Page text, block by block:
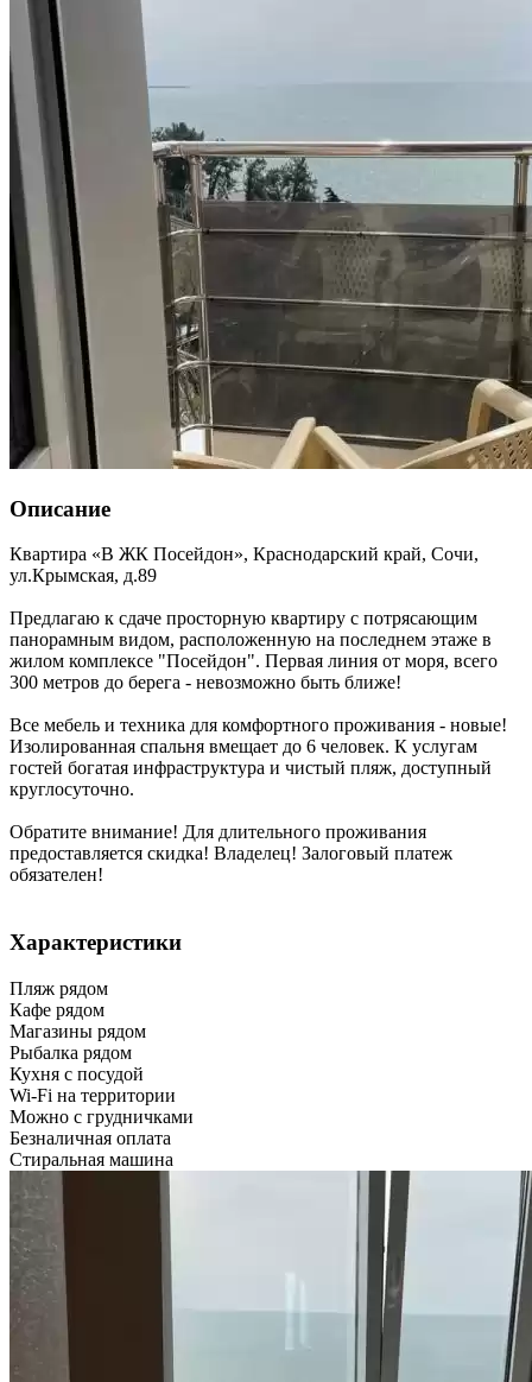
Описание
Квартира «В ЖК Посейдон», Краснодарский край, Сочи,
ул.Крымская, д.89
Предлагаю к сдаче просторную квартиру с потрясающим
панорамным видом, расположенную на последнем этаже в
жилом комплексе "Посейдон". Первая линия от моря, всего
300 метров до берега - невозможно быть ближе!
Все мебель и техника для комфортного проживания - новые!
Изолированная спальня вмещает до 6 человек. К услугам
гостей богатая инфраструктура и чистый пляж, доступный
круглосуточно.
Обратите внимание! Для длительного проживания
предоставляется скидка! Владелец! Залоговый платеж
обязателен!
Характеристики
Пляж рядом
Кафе рядом
Магазины рядом
Рыбалка рядом
Кухня с посудой
Wi-Fi на территории
Можно с грудничками
Безналичная оплата
Стиральная машина